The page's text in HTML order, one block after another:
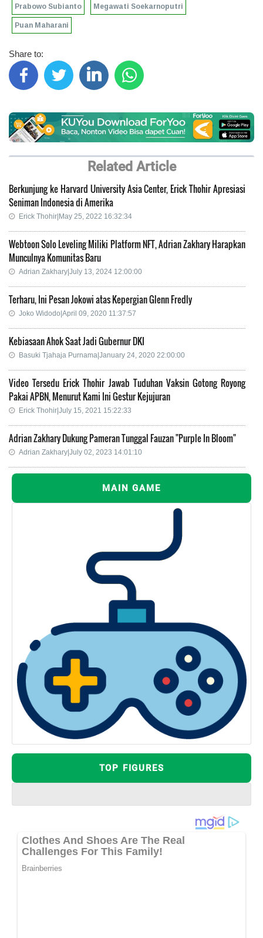
Prabowo Subianto Megawati Soekarnoputri
Puan Maharani
Share to:
Related Article
Berkunjung ke Harvard University Asia Center, Erick Thohir Apresiasi
Seniman Indonesia di Amerika
Erick Thohir|May 25, 2022 16:32:34
Webtoon Solo Leveling Miliki Platform NFT, Adrian Zakhary Harapkan
Munculnya Komunitas Baru
Adrian Zakhary|July 13, 2024 12:00:00
Terharu, Ini Pesan Jokowi atas Kepergian Glenn Fredly
Joko Widodo|April 09, 2020 11:37:57
Kebiasaan Ahok Saat Jadi Gubernur DKI
Basuki Tjahaja Purnama|January 24, 2020 22:00:00
Video Tersedu Erick Thohir Jawab Tuduhan Vaksin Gotong Royong
Pakai APBN, Menurut Kami Ini Gestur Kejujuran
Erick Thohir|July 15, 2021 15:22:33
Adrian Zakhary Dukung Pameran Tunggal Fauzan "Purple In Bloom"
Adrian Zakhary|July 02, 2023 14:01:10
MAIN GAME
TOP FIGURES